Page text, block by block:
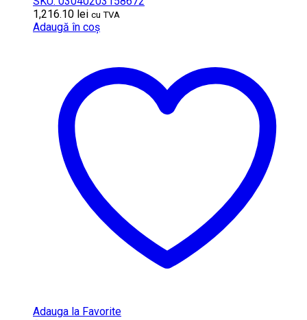
1,216.10 lei cu TVA
Adaugă în coș
Adauga la Favorite